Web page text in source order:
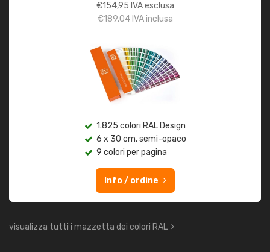
€154,95 IVA esclusa
€189,04IVA inclusa
1.825 colori RAL Design
6 x 30 cm, semi-opaco
9 colori per pagina
Info / ordine
visualizza tutti i mazzetta dei colori RAL